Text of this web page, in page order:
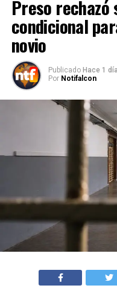
Preso
condicional
novio
Publicado Hace 1 día
Por Notifalcon